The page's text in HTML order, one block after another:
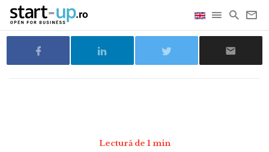
Lectură de 1 min